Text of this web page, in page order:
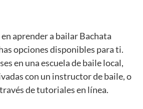
aprender a bailar Bachata
opciones disponibles para ti.
en una escuela de baile local,
con un instructor de baile, o
de tutoriales en línea.